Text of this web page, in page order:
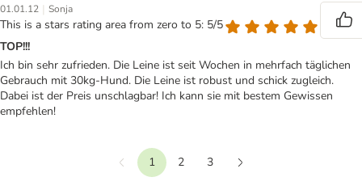
01.01.12 | Sonja
This is a stars rating area from zero to 5: 5/5
TOP!!!
Ich bin sehr zufrieden. Die Leine ist seit Wochen in mehrfach täglichen
Gebrauch mit 30kg-Hund. Die Leine ist robust und schick zugleich.
Dabei ist der Preis unschlagbar! Ich kann sie mit bestem Gewissen
empfehlen!
Vorherige
1 2
3